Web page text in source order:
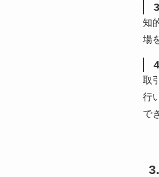
知
場
取
行
で